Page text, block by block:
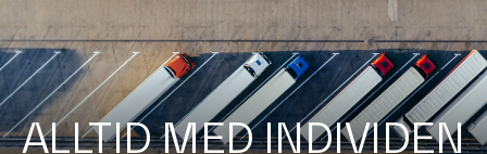
ALLTID MED INDIVIDEN